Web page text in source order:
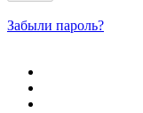
Забыли пароль?